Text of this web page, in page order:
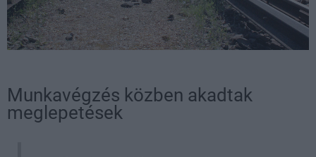
Munkavégzés közben akadtak
meglepetések